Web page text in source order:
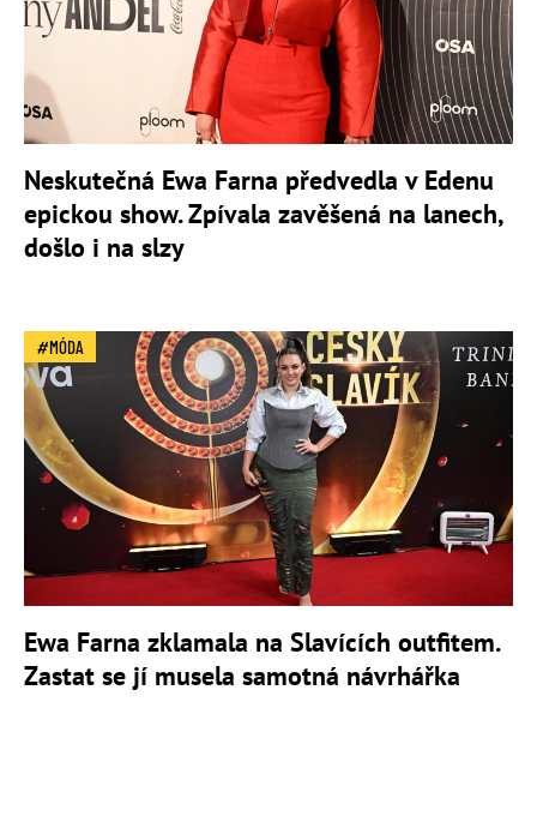
Neskutečná Ewa Farna předvedla v Edenu
epickou show. Zpívala zavěšená na lanech,
došlo i na slzy
MÓDA
Ewa Farna zklamala na Slavících outfitem.
Zastat se jí musela samotná návrhářka